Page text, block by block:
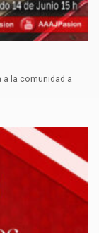
a la comunidad a